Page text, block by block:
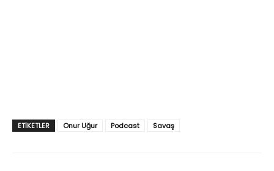
ETIKETLER Onur Uğur Podcast Savaş